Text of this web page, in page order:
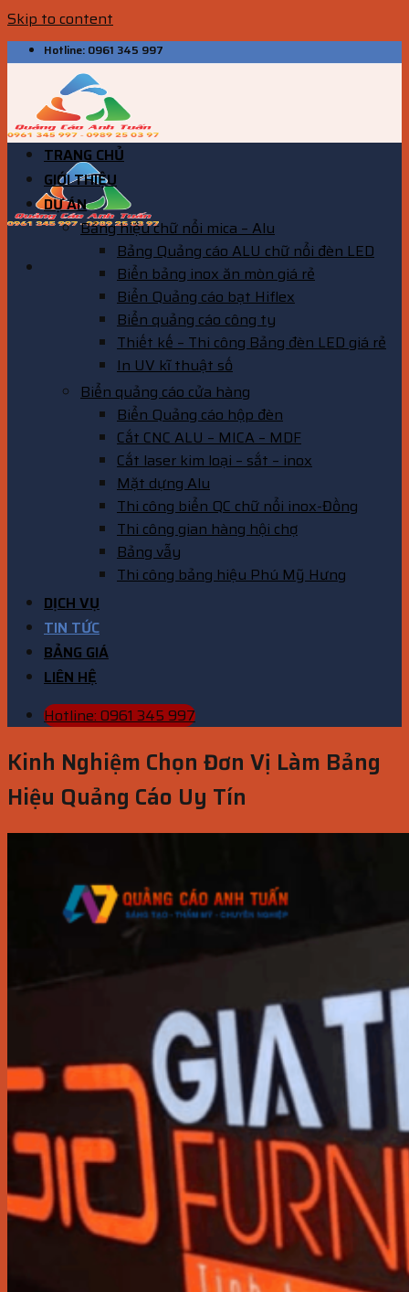
Skip to content
Hotline: 0961 345 997
TRANG CHỦ
GIỚI THIỆU
DỰ ÁN
Bảng hiệu chữ nổi mica – Alu
Bảng Quảng cáo ALU chữ nổi đèn LED
Biển bảng inox ăn mòn giá rẻ
Biển Quảng cáo bạt Hiflex
Biển quảng cáo công ty
Thiết kế – Thi công Bảng đèn LED giá rẻ
In UV kĩ thuật số
Biển quảng cáo cửa hàng
Biển Quảng cáo hộp đèn
Cắt CNC ALU – MICA – MDF
Cắt laser kim loại – sắt – inox
Mặt dựng Alu
Thi công biển QC chữ nổi inox-Đồng
Thi công gian hàng hội chợ
Bảng vẫy
Thi công bảng hiệu Phú Mỹ Hưng
DỊCH VỤ
TIN TỨC
BẢNG GIÁ
LIÊN HỆ
Hotline: 0961 345 997
Kinh Nghiệm Chọn Đơn Vị Làm Bảng
Hiệu Quảng Cáo Uy Tín